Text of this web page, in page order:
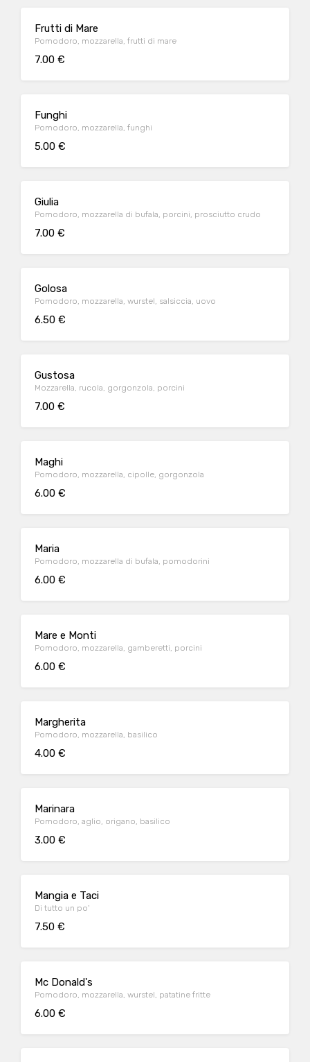
Frutti di Mare
Pomodoro, mozzarella, frutti di mare
7.00 €
Funghi
Pomodoro, mozzarella, funghi
5.00 €
Giulia
Pomodoro, mozzarella di bufala, porcini, prosciutto crudo
7.00 €
Golosa
Pomodoro, mozzarella, wurstel, salsiccia, uovo
6.50 €
Gustosa
Mozzarella, rucola, gorgonzola, porcini
7.00 €
Maghi
Pomodoro, mozzarella, cipolle, gorgonzola
6.00 €
Maria
Pomodoro, mozzarella di bufala, pomodorini
6.00 €
Mare e Monti
Pomodoro, mozzarella, gamberetti, porcini
6.00 €
Margherita
Pomodoro, mozzarella, basilico
4.00 €
Marinara
Pomodoro, aglio, origano, basilico
3.00 €
Mangia e Taci
Di tutto un po'
7.50 €
Mc Donald's
Pomodoro, mozzarella, wurstel, patatine fritte
6.00 €